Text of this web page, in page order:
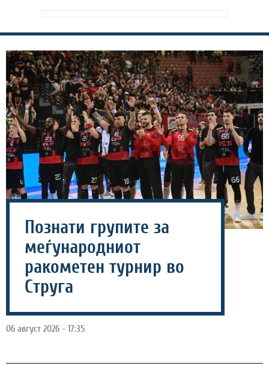
Познати групите за
меѓународниот
ракометен турнир во
Струга
06 август 2026 - 17:35